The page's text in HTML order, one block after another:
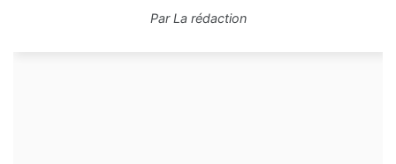
ParLa rédaction